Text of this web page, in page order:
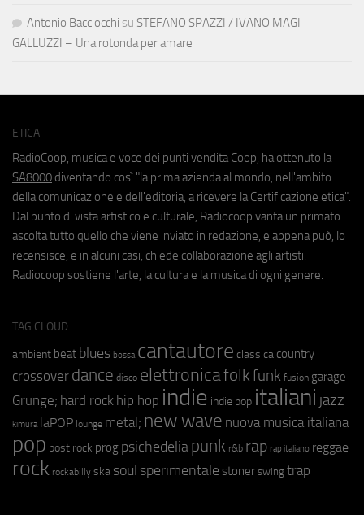
Antonio Bacciocchi su STEFANO SPAZZI / IVANO MAGI
GALLUZZI – Una rotonda per amare
ETICA
RadioCoop, musica e voce dei punti vendita Coop, ha ottenuto la
SA8000 diventando così "la prima azienda al mondo, nell'ambito
della comunicazione e dell'editoria, a ricevere la Certificazione etica".
Dal punto di vista artistico e culturale, Radiocoop vanta un primato:
ascolta tutto quello che viene inviato in redazione, e appena può, lo
recensisce, e in alcuni casi, chiede collaborazione agli artisti.
Radiocoop sostiene l'arte, la cultura e la musica di ogni genere.
TAG CLOUD
ambient beat blues bossa cantautore classica country
crossover dance disco elettronicafolkfunk fusion garage
Grunge; hard rock hip hop indie indie pop italiani jazz
kimura laPOP lounge metal; new wave nuova musica italiana
pop post rock prog psichedeliapunk r&b rap rap italiano reggae
rock rockabilly ska soul sperimentale stoner swing trap